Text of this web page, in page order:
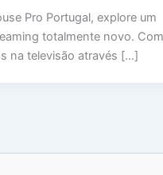
Pro Portugal, explore um
totalmente novo.
na televisão através […]